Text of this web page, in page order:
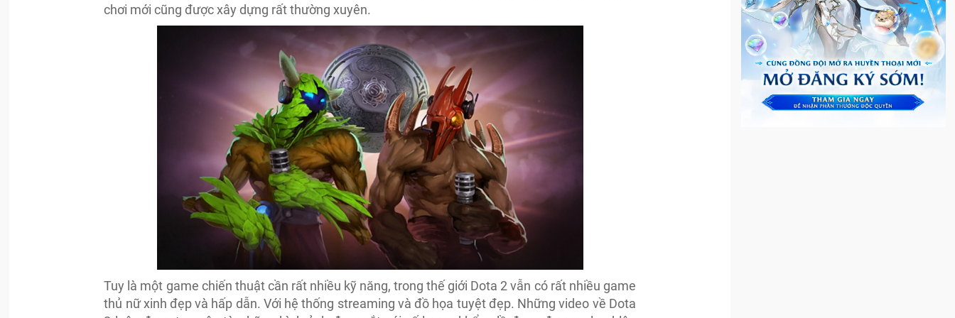
chơi mới cũng được xây dựng rất thường xuyên.
Tuy là một game chiến thuật cần rất nhiều kỹ năng, trong thế giới Dota 2 vẫn có rất nhiều game
thủ nữ xinh đẹp và hấp dẫn. Với hệ thống streaming và đồ họa tuyệt đẹp. Những video về Dota